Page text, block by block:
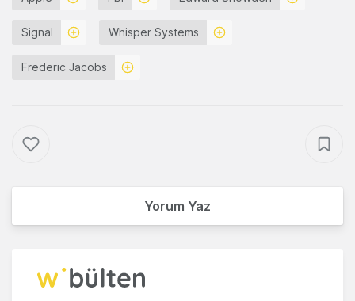
Signal Whisper Systems
Frederic Jacobs
Yorum Yaz